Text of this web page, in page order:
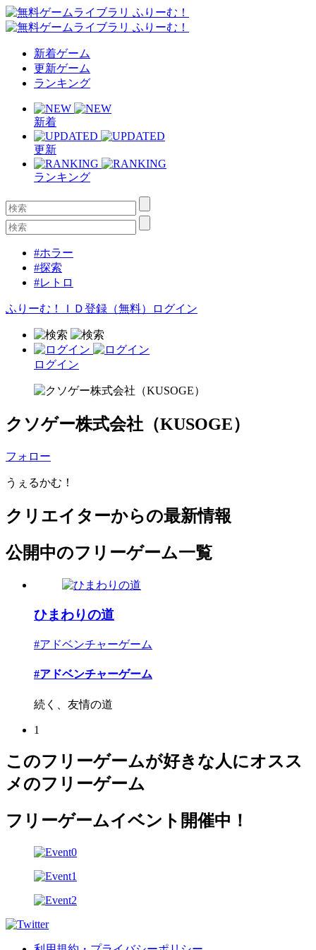
新着ゲーム
更新ゲーム
ランキング
新着
更新
ランキング
#ホラー
#探索
#レトロ
ふりーむ！ＩＤ登録（無料） ログイン
ログイン
クソゲー株式会社（KUSOGE）
フォロー
うぇるかむ！
クリエイターからの最新情報
公開中のフリーゲーム一覧
ひまわりの道
#アドベンチャーゲーム
#アドベンチャーゲーム
続く、友情の道
1
このフリーゲームが好きな人にオスス
メのフリーゲーム
フリーゲームイベント開催中！